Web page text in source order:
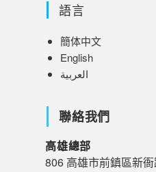
語言
簡体中文
English
العربية
聯絡我們
高雄總部
806 高雄市前鎮區新